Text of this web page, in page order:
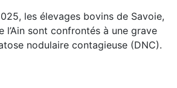
les élevages bovins de Savoie,
l’Ain sont confrontés à une grave
nodulaire contagieuse (DNC).